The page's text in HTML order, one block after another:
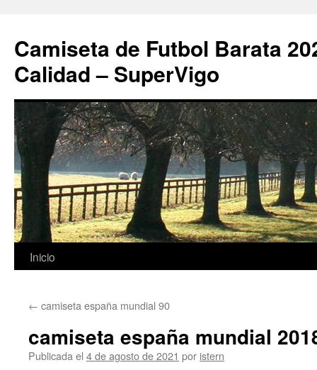
Camiseta de Futbol Barata
Calidad – SuperVigo
Saltar
contenido
Inicio
← camiseta españa mundial 90
camiseta españa mundial
Publicada el 4 de agosto de 2021 por istern